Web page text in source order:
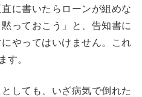
に書いたらローンが組めな
っておこう」と、告知書に
やってはいけません。これ
。
しても、いざ病気で倒れた